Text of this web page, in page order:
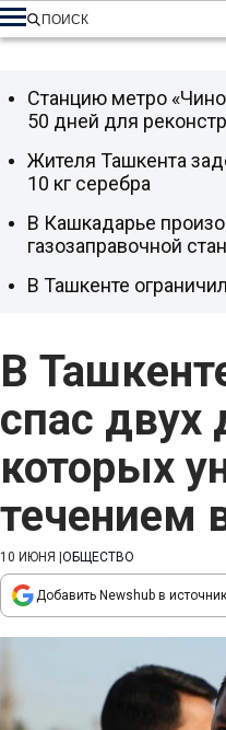
ПОИСК
В
спас двух
которых
течением
10 ИЮНЯ ОБЩЕСТВО
Добавить Newshub в
Станцию метро
50 дней для
Жителя Ташкента
10 кг серебра
В Кашкадарье
газозаправочной
В Ташкенте